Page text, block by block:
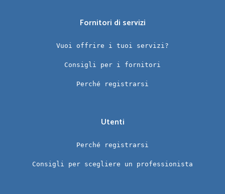
Fornitori di servizi
Vuoi offrire i tuoi servizi?
Consigli per i fornitori
Perché registrarsi
Utenti
Perché registrarsi
Consigli per scegliere un professionista